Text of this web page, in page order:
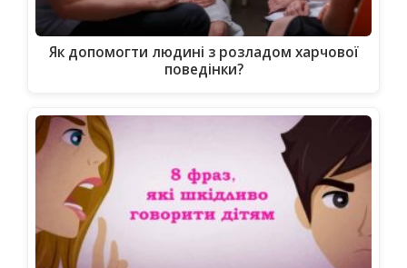
Як допомогти людині з розладом харчової
поведінки?